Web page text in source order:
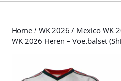
Home / WK 2026 / Mexico WK
WK 2026 Heren – Voetbalset